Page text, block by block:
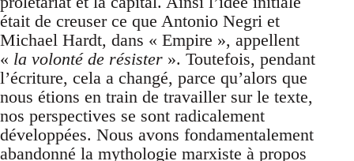
était de creuser ce que Antonio Negri et
Michael Hardt, dans « Empire », appellent
« la volonté de résister ». Toutefois, pendant
l’écriture, cela a changé, parce qu’alors que
nous étions en train de travailler sur le texte,
nos perspectives se sont radicalement
développées. Nous avons fondamentalement
abandonné la mythologie marxiste à propos